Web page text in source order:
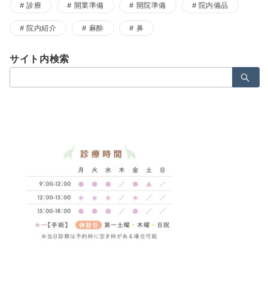
診療 開業準備 開院準備 院内備品
院内紹介 麻酔 鼻
サイト内検索
索：